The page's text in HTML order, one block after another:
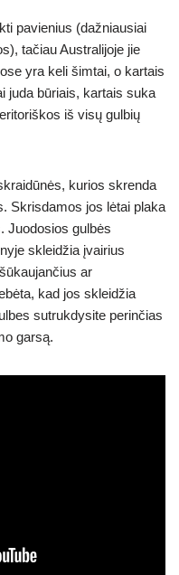
pavienius (dažniausiai
tačiau Australijoje jie
yra keli šimtai, o kartais
juda būriais, kartais suka
iš visų gulbių
kurios skrenda
Skrisdamos jos lėtai plaka
Juodosios gulbės
skleidžia įvairius
ar
kad jos skleidžia
sutrukdysite perinčias
garsą.